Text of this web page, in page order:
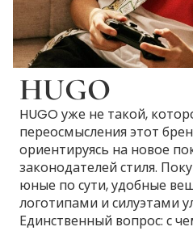
HUGO
HUGO уже не такой,
переосмысления этот
ориентируясь на новое
законодателей стиля.
юные по сути, удобные
логотипами и силуэтами
Единственный вопрос: с